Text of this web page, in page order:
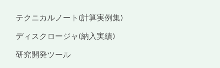
テクニカルノート(計算実例集)
ディスクロージャ(納入実績)
研究開発ツール